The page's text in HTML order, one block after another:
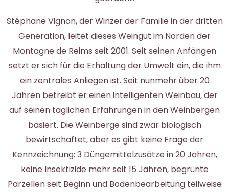
Stéphane Vignon, der Winzer der Familie in der dritten
Generation, leitet dieses Weingut im Norden der
Montagne de Reims seit 2001. Seit seinen Anfängen
setzt er sich für die Erhaltung der Umwelt ein, die ihm
ein zentrales Anliegen ist. Seit nunmehr über 20
Jahren betreibt er einen intelligenten Weinbau, der
auf seinen täglichen Erfahrungen in den Weinbergen
basiert. Die Weinberge sind zwar biologisch
bewirtschaftet, aber es gibt keine Frage der
Kennzeichnung: 3 Düngemittelzusätze in 20 Jahren,
keine Insektizide mehr seit 15 Jahren, begrünte
Parzellen seit Beginn und Bodenbearbeitung teilweise